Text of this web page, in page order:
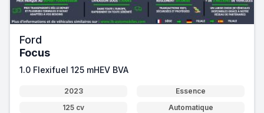
Ford
Focus
1.0 Flexifuel 125 mHEV BVA
2023
Essence
125 cv
Automatique